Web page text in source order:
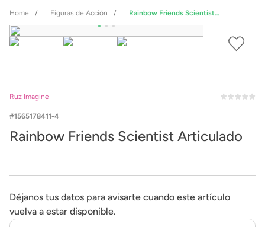
Figuras de Acción Rainbow Friends Scientist Articulado
Ruz Imagine
1565178411-4
Rainbow Friends Scientist Articulado
Déjanos tus datos para avisarte cuando este artículo
vuelva a estar disponible.